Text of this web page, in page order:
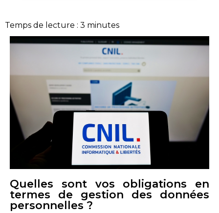
Temps de lecture : 3 minutes
Quelles sont vos obligations en
termes de gestion des données
personnelles ?